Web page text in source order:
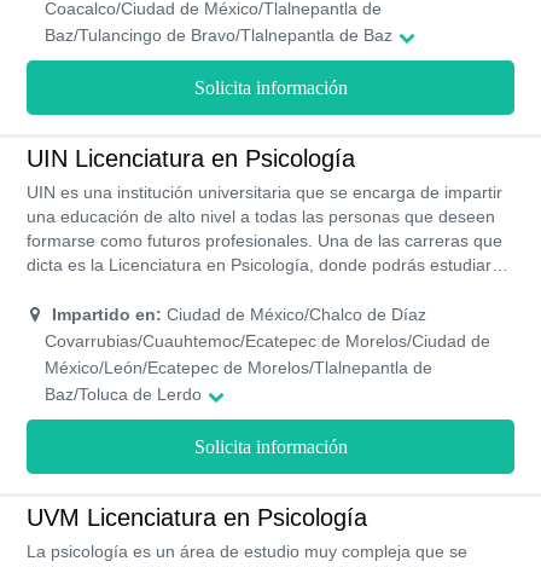
estudios de calidad y profesional. Los costos de cada
cuatrimestre son accesibles por lo que estudiar no será un
Coacalco/Ciudad de México/Tlalnepantla de
Baz/Tulancingo de Bravo/Tlalnepantla de Baz
Solicita información
UIN Licenciatura en Psicología
UIN es una institución universitaria que se encarga de impartir
una educación de alto nivel a todas las personas que deseen
formarse como futuros profesionales. Una de las carreras que
dicta es la Licenciatura en Psicología, donde podrás estudiar
diversos turnos: Matutino, vespertino, nocturno sabatino y
mixtos.
Impartido en: Ciudad de México/Chalco de Díaz
Covarrubias/Cuauhtemoc/Ecatepec de Morelos/Ciudad de
México/León/Ecatepec de Morelos/Tlalnepantla de
Baz/Toluca de Lerdo
Solicita información
UVM Licenciatura en Psicología
La psicología es un área de estudio muy compleja que se